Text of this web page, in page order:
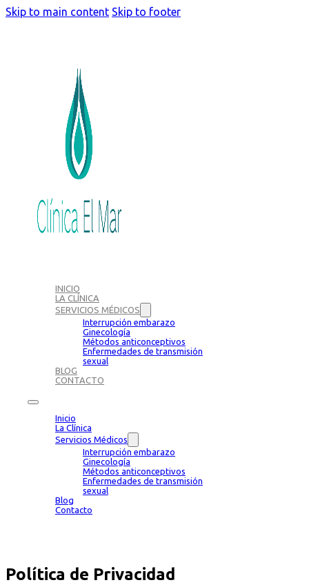
Skip to main content Skip to footer
INICIO
LA CLÍNICA
SERVICIOS MÉDICOS
Interrupción embarazo
Ginecología
Métodos anticonceptivos
Enfermedades de transmisión
sexual
BLOG
CONTACTO
Inicio
La Clínica
Servicios Médicos
Interrupción embarazo
Ginecología
Métodos anticonceptivos
Enfermedades de transmisión
sexual
Blog
Contacto
Política de Privacidad